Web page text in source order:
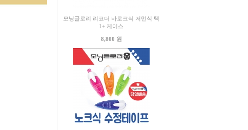
모닝글로리 리코더 바로크식 저먼식 택
1+ 케이스
8,800 원